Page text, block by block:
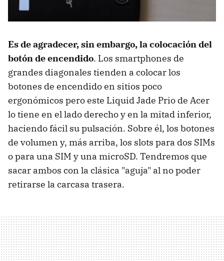
Es de agradecer, sin embargo, la colocación del
botón de encendido. Los smartphones de
grandes diagonales tienden a colocar los
botones de encendido en sitios poco
ergonómicos pero este Liquid Jade Prio de Acer
lo tiene en el lado derecho y en la mitad inferior,
haciendo fácil su pulsación. Sobre él, los botones
de volumen y, más arriba, los slots para dos SIMs
o para una SIM y una microSD. Tendremos que
sacar ambos con la clásica "aguja" al no poder
retirarse la carcasa trasera.